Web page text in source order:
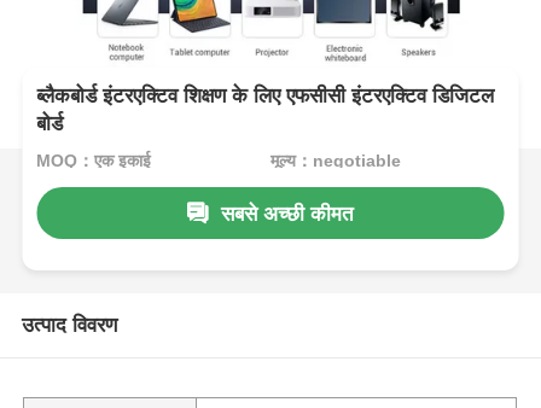
ब्लैकबोर्ड इंटरएक्टिव शिक्षण के लिए एफसीसी इंटरएक्टिव डिजिटल
बोर्ड
MOQ：एक इकाई मूल्य：negotiable
सबसे अच्छी कीमत
उत्पाद विवरण